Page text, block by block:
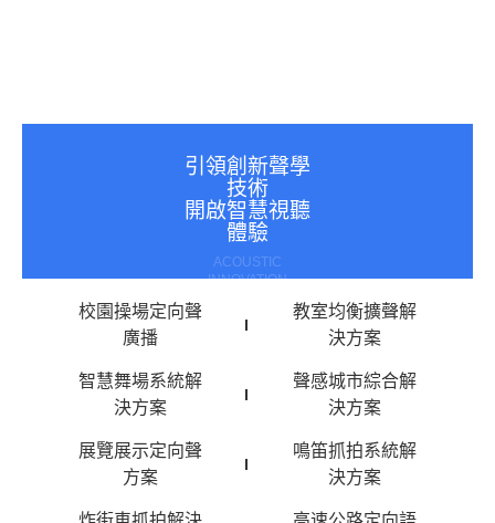
引領創新聲學
技術
開啟智慧視聽
體驗
ACOUSTIC
INNOVATION
校園操場定向聲
廣播
教室均衡擴聲解
決方案
智慧舞場系統解
決方案
聲感城市綜合解
決方案
展覽展示定向聲
方案
鳴笛抓拍系統解
決方案